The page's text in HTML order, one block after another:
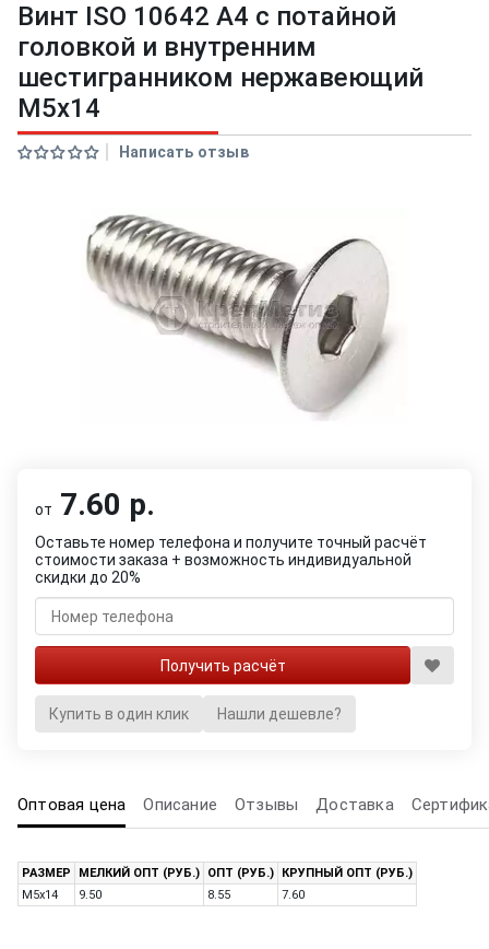
Винт ISO 10642 A4 с потайной
головкой и внутренним
шестигранником нержавеющий
M5x14
Написать отзыв
от 7.60 р.
Оставьте номер телефона и получите точный расчёт
стоимости заказа + возможность индивидуальной
скидки до 20%
Купить в один клик Нашли дешевле?
Оптовая цена Описание Отзывы Доставка
РАЗМЕР МЕЛКИЙ ОПТ (РУБ.) ОПТ (РУБ.)
КРУПНЫЙ ОПТ (РУБ.)
M5x14
9.50 8.55 7.60